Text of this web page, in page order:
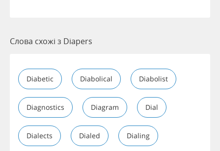
Слова схожі з Diapers
Diabetic Diabolical Diabolist
Diagnostics Diagram Dial
Dialects Dialed Dialing